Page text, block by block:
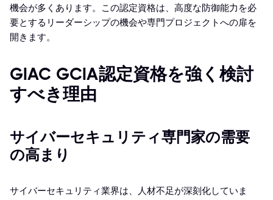
機会が多くあります。この認定資格は、高度な防御能力を必
要とするリーダーシップの機会や専門プロジェクトへの扉を
開きます。
GIAC GCIA認定資格を強く検討
すべき理由
サイバーセキュリティ専門家の需要
の高まり
サイバーセキュリティ業界は、人材不足が深刻化していま